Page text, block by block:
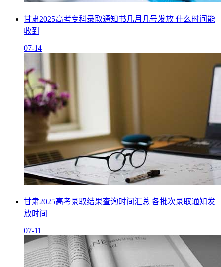
甘肃2025高考专科录取通知书几月几号发放 什么时间能
收到
07-14
甘肃2025高考录取结果查询时间汇总 各批次录取通知发
放时间
07-11